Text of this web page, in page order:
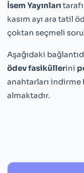
İsem Yayınları
kasım ayı ara tatil
çoktan seçmeli
Aşağıdaki
ödev fasiküllerini
anahtarları indirme
almaktadır.